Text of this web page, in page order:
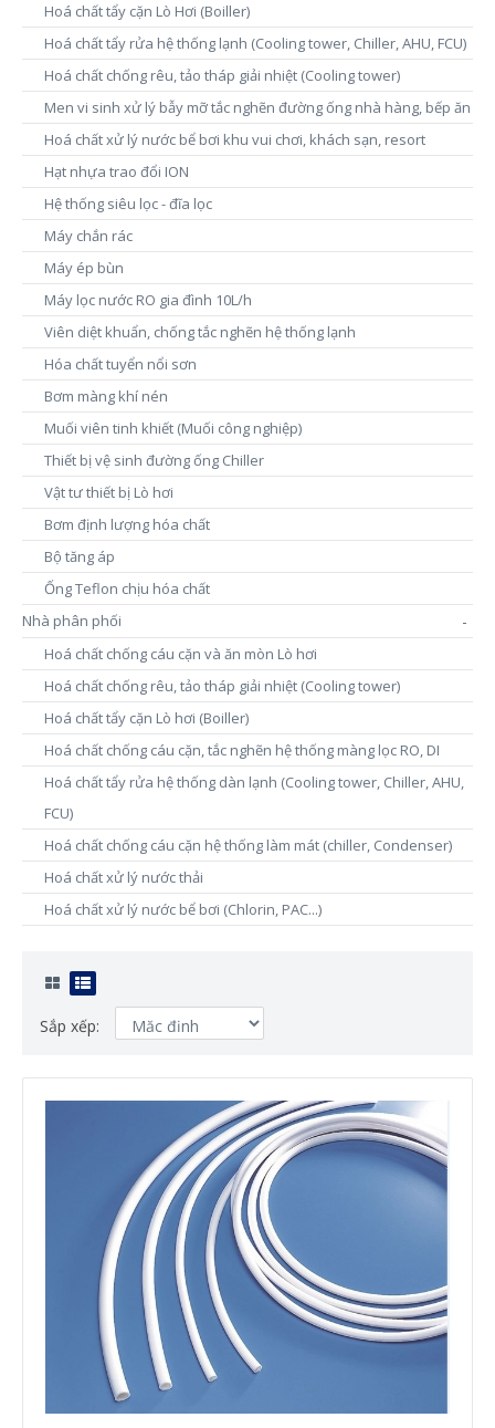
Hoá chất tẩy cặn Lò Hơi (Boiller)
Hoá chất tẩy rửa hệ thống lạnh (Cooling tower, Chiller, AHU, FCU)
Hoá chất chống rêu, tảo tháp giải nhiệt (Cooling tower)
Men vi sinh xử lý bẫy mỡ tắc nghẽn đường ống nhà hàng, bếp ăn
Hoá chất xử lý nước bể bơi khu vui chơi, khách sạn, resort
Hạt nhựa trao đổi ION
Hệ thống siêu lọc - đĩa lọc
Máy chắn rác
Máy ép bùn
Máy lọc nước RO gia đình 10L/h
Viên diệt khuẩn, chống tắc nghẽn hệ thống lạnh
Hóa chất tuyển nổi sơn
Bơm màng khí nén
Muối viên tinh khiết (Muối công nghiệp)
Thiết bị vệ sinh đường ống Chiller
Vật tư thiết bị Lò hơi
Bơm định lượng hóa chất
Bộ tăng áp
Ống Teflon chịu hóa chất
Nhà phân phối
-
Hoá chất chống cáu cặn và ăn mòn Lò hơi
Hoá chất chống rêu, tảo tháp giải nhiệt (Cooling tower)
Hoá chất tẩy cặn Lò hơi (Boiller)
Hoá chất chống cáu cặn, tắc nghẽn hệ thống màng lọc RO, DI
Hoá chất tẩy rửa hệ thống dàn lạnh (Cooling tower, Chiller, AHU,
FCU)
Hoá chất chống cáu cặn hệ thống làm mát (chiller, Condenser)
Hoá chất xử lý nước thải
Hoá chất xử lý nước bể bơi (Chlorin, PAC...)
Sắp xếp: